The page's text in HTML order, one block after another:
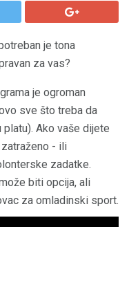
je tona
za vas?
je ogroman
sve što treba da
Ako vaše dijete
- ili
zadatke.
biti opcija, ali
za omladinski sport.